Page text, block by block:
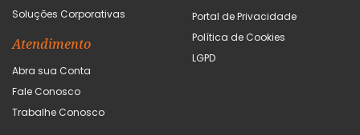
Soluções Corporativas
Atendimento
Abra sua Conta
Fale Conosco
Trabalhe Conosco
Portal de Privacidade
Política de Cookies
LGPD